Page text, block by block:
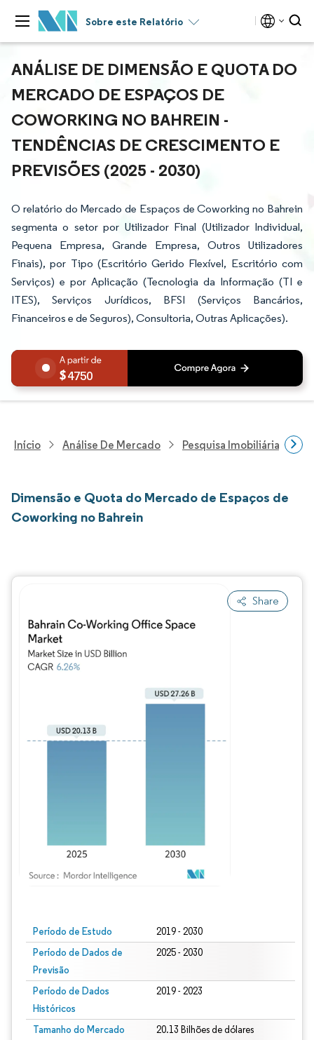
Sobre este Relatório
ANÁLISE DE DIMENSÃO E QUOTA DO
MERCADO DE ESPAÇOS DE
COWORKING NO BAHREIN -
TENDÊNCIAS DE CRESCIMENTO E
PREVISÕES (2025 - 2030)
O relatório do Mercado de Espaços de Coworking no Bahrein
segmenta o setor por Utilizador Final (Utilizador Individual,
Pequena Empresa, Grande Empresa, Outros Utilizadores
Finais), por Tipo (Escritório Gerido Flexível, Escritório com
Serviços) e por Aplicação (Tecnologia da Informação (TI e
ITES), Serviços Jurídicos, BFSI (Serviços Bancários,
Financeiros e de Seguros), Consultoria, Outras Aplicações).
4750
Início Análise De Mercado Pesquisa Imobiliária E De
Dimensão e Quota do Mercado de Espaços de
Coworking no Bahrein
Share
Período de Estudo 2019 - 2030
Período de Dados de
Previsão
2025 - 2030
Período de Dados
Históricos
2019 - 2023
Tamanho do Mercado
20.13 Bilhões de dólares